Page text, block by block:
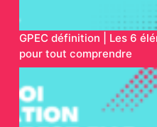
GPEC définition | Les 6
pour tout comprendre